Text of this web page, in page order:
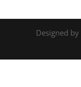
Designed by